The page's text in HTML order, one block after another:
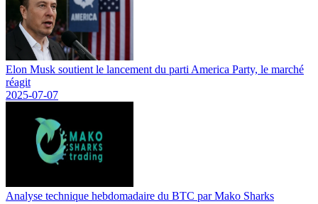
Elon Musk soutient le lancement du parti America Party, le marché
réagit
2025-07-07
Analyse technique hebdomadaire du BTC par Mako Sharks